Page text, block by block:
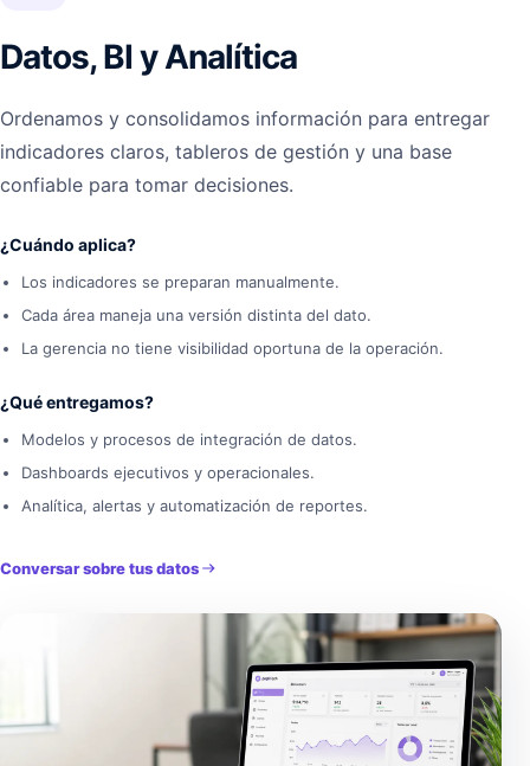
Datos, BI y Analítica
Ordenamos y consolidamos información para entregar
indicadores claros, tableros de gestión y una base
confiable para tomar decisiones.
¿Cuándo aplica?
Los indicadores se preparan manualmente.
Cada área maneja una versión distinta del dato.
La gerencia no tiene visibilidad oportuna de la operación.
¿Qué entregamos?
Modelos y procesos de integración de datos.
Dashboards ejecutivos y operacionales.
Analítica, alertas y automatización de reportes.
Conversar sobre tus datos